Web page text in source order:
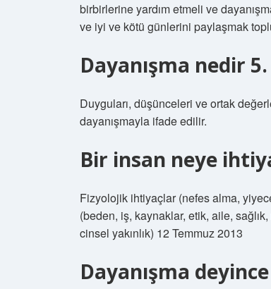
birbirlerine yardım etmeli ve
ve iyi ve kötü günlerini paylaşmak
Dayanışma nedir 5.
Duyguları, düşünceleri ve ortak
dayanışmayla ifade edilir.
Bir insan neye
Fizyolojik ihtiyaçlar (nefes alma,
(beden, iş, kaynaklar, etik, aile,
cinsel yakınlık) 12 Temmuz 2013
Dayanışma